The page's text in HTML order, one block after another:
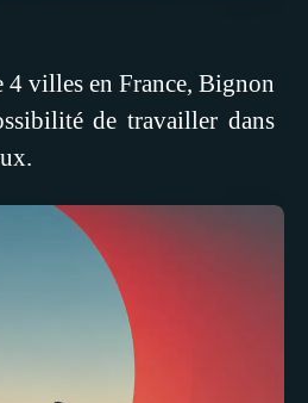
4 villes en France, Bignon
de travailler dans